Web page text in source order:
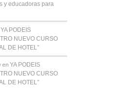
y educadoras para
YA PODEIS
NUEVO CURSO
DE HOTEL”
enYA PODEIS
NUEVO CURSO
DE HOTEL”